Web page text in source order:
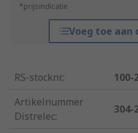
*prijsindicatie
Voeg toe
RS-stocknr.:
100-
Artikelnummer
Distrelec:
304-